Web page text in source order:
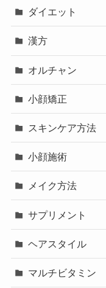
ダイエット
漢方
オルチャン
小顔矯正
スキンケア方法
小顔施術
メイク方法
サプリメント
ヘアスタイル
マルチビタミン